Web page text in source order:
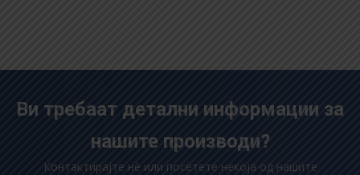
Ви требаат детални информации за
нашите производи?
Контактирајте нè или посетете некоја од нашите